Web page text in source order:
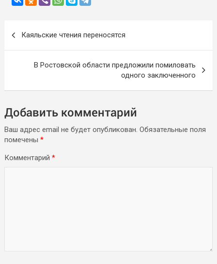
по
записям
Каяльские чтения переносятся
В Ростовской области предложили помиловать
одного заключенного
Добавить комментарий
Ваш адрес email не будет опубликован. Обязательные поля
помечены *
Комментарий *